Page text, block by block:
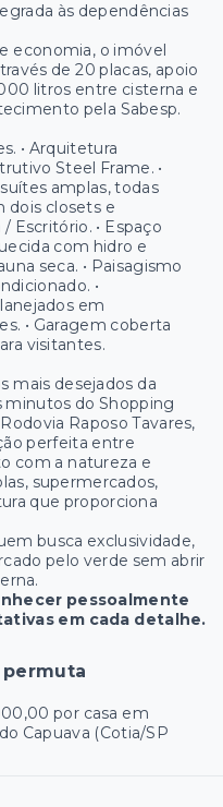
às dependências
economia, o imóvel
de 20 placas, apoio
litros entre cisterna e
pela Sabesp.
• Arquitetura
Steel Frame. •
amplas, todas
dois closets e
Escritório. • Espaço
com hidro e
seca. • Paisagismo
•
em
• Garagem coberta
visitantes.
mais desejados da
minutos do Shopping
Raposo Tavares,
perfeita entre
com a natureza e
supermercados,
que proporciona
busca exclusividade,
pelo verde sem abrir
pessoalmente
em cada detalhe.
permuta
por casa em
Capuava (Cotia/SP